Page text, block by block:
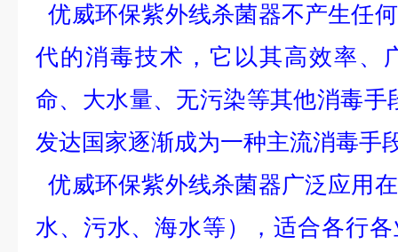
优威环保紫外线杀菌器不产生任
代的消毒技术，它以其高效率、
命、大水量、无污染等其他消毒手
发达国家逐渐成为一种主流消毒手
优威环保紫外线杀菌器广泛应用
水、污水、海水等），适合各行